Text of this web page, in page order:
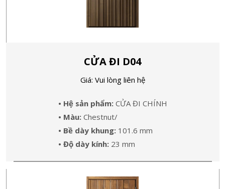
CỬA ĐI D04
Giá: Vui lòng liên hệ
• Hệ sản phẩm: CỬA ĐI CHÍNH
• Màu:Chestnut/
• Bề dày khung:101.6 mm
• Độ dày kính:23 mm